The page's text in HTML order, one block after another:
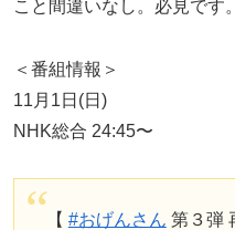
こと間違いなし。必見です。
＜番組情報＞
11月1日(日)
NHK総合 24:45〜
【 #おげんさん 第３弾